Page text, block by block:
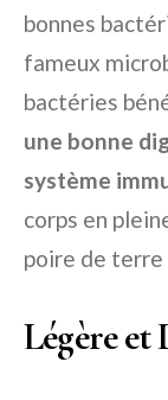
bonnes
fameux
bactéries
une bonne
système
corps en
poire de terre
Légère et